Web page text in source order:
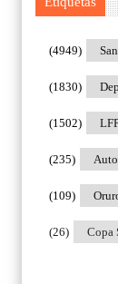
(4949)
(1830)
(1502)
(235)
(109)
Copa
(26)